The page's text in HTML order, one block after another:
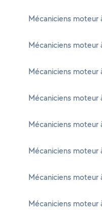
Mécaniciens moteur
Mécaniciens moteur
Mécaniciens moteur
Mécaniciens moteur
Mécaniciens moteur
Mécaniciens moteur
Mécaniciens moteur
Mécaniciens moteur